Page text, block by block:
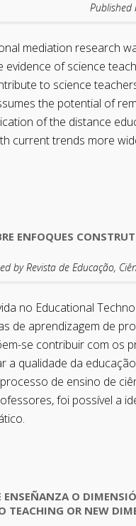
Published
mediation research
of science
to science
the potential of
of the distance
current trends more
ENFOQUES
by Revista de Educação,
no Educational
de aprendizagem de
se contribuir com os
qualidade da
de ensino de
foi possível a
ENSEÑANZA O
OR NEW